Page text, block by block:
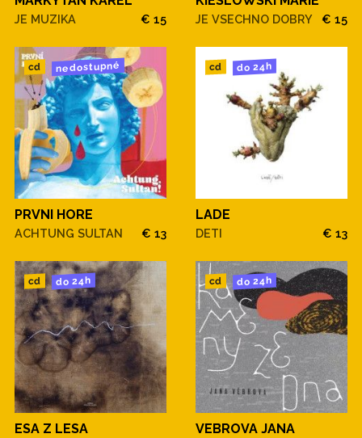
JE MUZIKA € 15 JE VSECHNO DOBRY € 15
cd nedostupné
PRVNI HORE
ACHTUNG SULTAN € 13
cd do 24h
LADE
DETI € 13
cd do 24h
ESA Z LESA
cd do 24h
VEBROVA JANA